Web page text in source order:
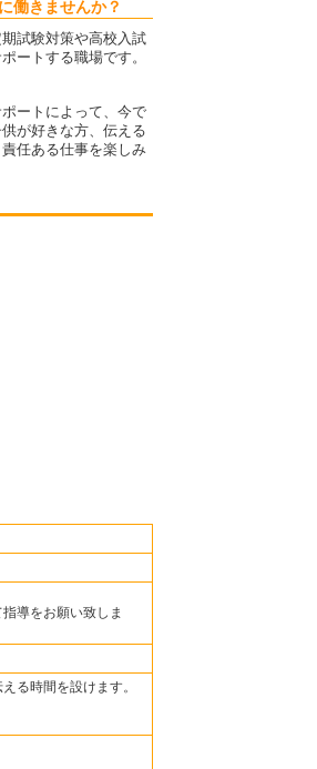
働きませんか？
試験対策や高校入試
ートする職場です。
ートによって、今で
が好きな方、伝える
任ある仕事を楽しみ
導をお願い致しま
る時間を設けます。